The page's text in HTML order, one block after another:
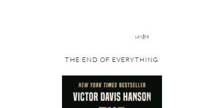
THE END OF EVERYTHING